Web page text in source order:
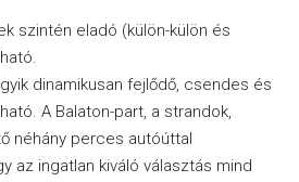
szintén eladó (külön-külön és
dinamikusan fejlődő, csendes és
A Balaton-part, a strandok,
néhány perces autóúttal
az ingatlan kiváló választás mind